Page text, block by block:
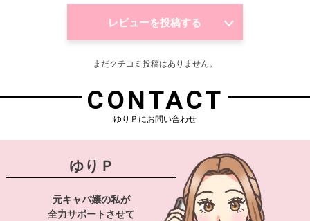
レビューを投稿する
まだクチコミ投稿はありません。
CONTACT
ゆりＰにお問い合わせ
ゆりＰ
元キャバ嬢の私が
全力サポートさせて